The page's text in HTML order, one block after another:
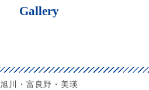
Gallery
旭川・富良野・美瑛